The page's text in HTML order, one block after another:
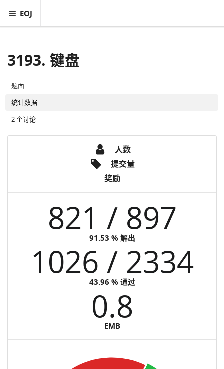
EOJ
3193. 键盘
题面
统计数据
2 个讨论
人数
提交量
奖励
821 / 897
91.53 % 解出
1026 / 2334
43.96 % 通过
0.8
EMB